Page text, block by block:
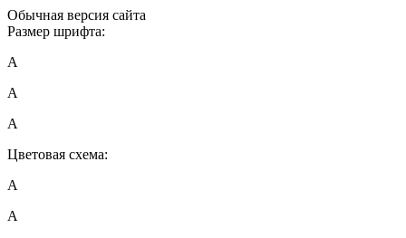
Обычная версия сайта
Размер шрифта:
A
A
A
Цветовая схема:
А
А